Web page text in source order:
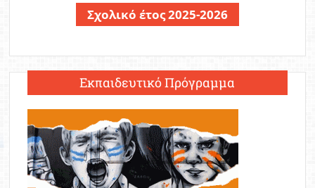
Σχολικό έτος 2025-2026
Εκπαιδευτικό Πρόγραμμα